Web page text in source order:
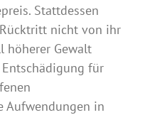
Stattdessen
nicht von ihr
höherer Gewalt
für
Aufwendungen in